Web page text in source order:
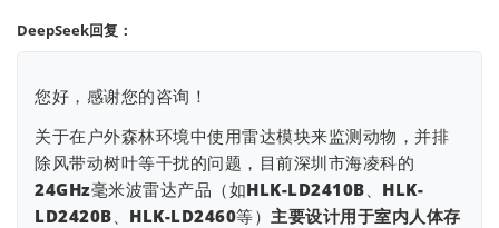
DeepSeek回复：
您好，感谢您的咨询！
关于在户外森林环境中使用雷达模块来监测动物，并排
除风带动树叶等干扰的问题，目前深圳市海凌科的
24GHz毫米波雷达产品（如HLK-LD2410B、HLK-
LD2420B、HLK-LD2460等） 主要设计用于室内人体存